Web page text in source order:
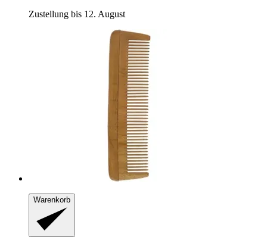
Zustellung bis 12. August
Warenkorb